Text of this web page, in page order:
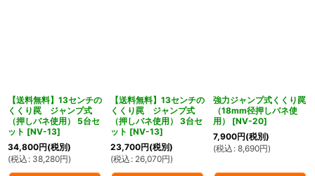
【送料無料】13センチの
くくり罠 ジャンプ式
（押しバネ使用） 5台セ
ット [NV-13]
34,800円(税別)
(税込 : 38,280円)
【送料無料】13センチの
くくり罠 ジャンプ式
（押しバネ使用） 3台セ
ット [NV-13]
23,700円(税別)
(税込 : 26,070円)
強力ジャンプ式くくり罠
（18mm径押しバネ使
用）
[NV-20]
7,900円(税別)
(税込 : 8,690円)